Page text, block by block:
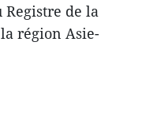
de la
région Asie-